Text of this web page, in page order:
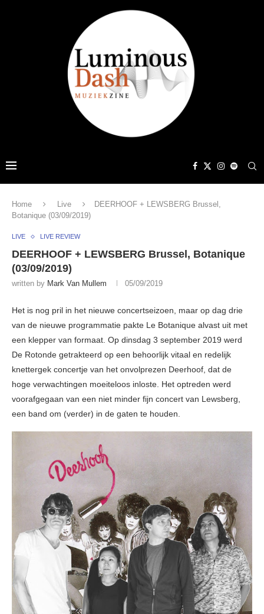
Home Live
DEERHOOF + LEWSBERG Brussel,
Botanique (03/09/2019)
LIVE LIVE REVIEW
DEERHOOF + LEWSBERG Brussel, Botanique
(03/09/2019)
written by Mark Van Mullem 05/09/2019
Het is nog pril in het nieuwe concertseizoen, maar op dag drie
van de nieuwe programmatie pakte Le Botanique alvast uit met
een klepper van formaat. Op dinsdag 3 september 2019 werd
De Rotonde getrakteerd op een behoorlijk vitaal en redelijk
knettergek concertje van het onvolprezen Deerhoof, dat de
hoge verwachtingen moeiteloos inloste. Het optreden werd
voorafgegaan van een niet minder fijn concert van Lewsberg,
een band om (verder) in de gaten te houden.